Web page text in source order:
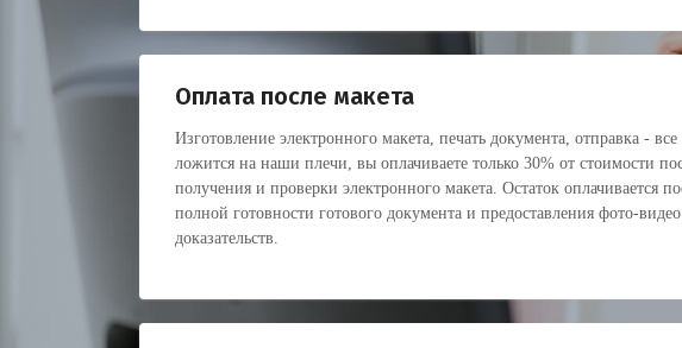
Оплата после макета
Изготовление электронного макета, печать документа, отправка - все
ложится на наши плечи, вы оплачиваете только 30% от стоимости
получения и проверки электронного макета. Остаток оплачивается
полной готовности готового документа и предоставления фото-видео
доказательств.